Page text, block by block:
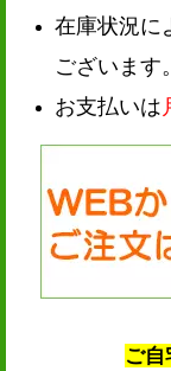
在庫状況に
ございます。
お支払いは
ご自